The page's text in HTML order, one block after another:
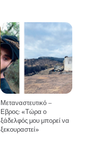
Μεταναστευτικό –
Εβρος: «Τώρα ο
ξάδελφός μου μπορεί να
ξεκουραστεί»